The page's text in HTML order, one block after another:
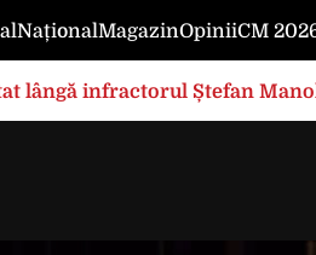
NaționalMagazinOpiniiCM
lângă infractorul Ștefan